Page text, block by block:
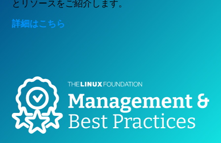
とリソースをご紹介します。
詳細はこちら